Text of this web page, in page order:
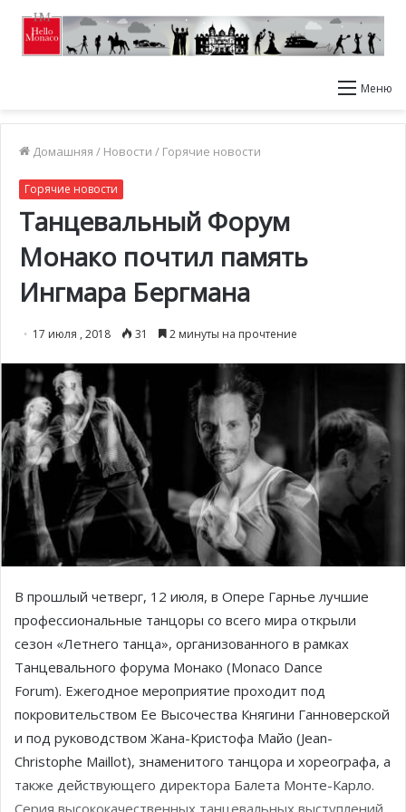
Меню
Домашняя / Новости / Горячие новости
Горячие новости
Танцевальный Форум
Монако почтил память
Ингмара Бергмана
17 июля , 2018 31 2 минуты на прочтение
В прошлый четверг, 12 июля, в Опере Гарнье лучшие
профессиональные танцоры со всего мира открыли
сезон «Летнего танца», организованного в рамках
Танцевального форума Монако (Monaco Dance
Forum). Ежегодное мероприятие проходит под
покровительством Ее Высочества Княгини Ганноверской
и под руководством Жана-Кристофа Майо (Jean-
Christophe Maillot), знаменитого танцора и хореографа, а
также действующего директора Балета Монте-Карло.
Серия высококачественных танцевальных выступлений